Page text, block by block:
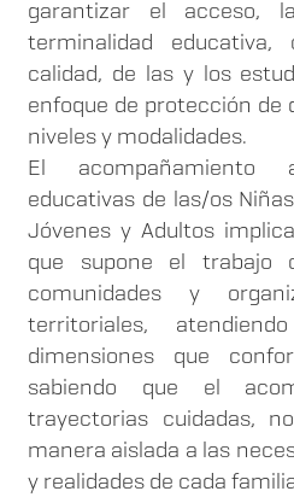
garantizar el acceso,
terminalidad educativa,
calidad, de las y los
enfoque de protección de
niveles y modalidades.
El
educativas de las/os
Jóvenes y Adultos
que supone el trabajo
comunidades y
territoriales,
dimensiones que
sabiendo que el
trayectorias cuidadas,
manera aislada a las
y realidades de cada